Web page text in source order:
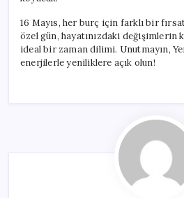
16 Mayıs, her burç için farklı bir
özel gün, hayatınızdaki değişimlerin
ideal bir zaman dilimi. Unutmayın,
enerjilerle yeniliklere açık olun!